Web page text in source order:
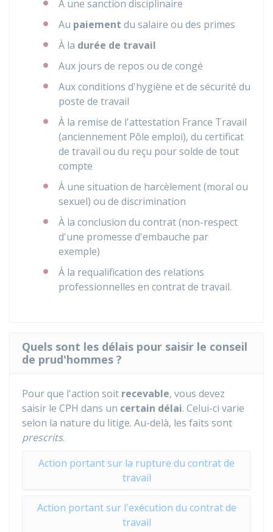
À une sanction disciplinaire
Au paiement du salaire ou des primes
À la durée de travail
Aux jours de repos ou de congé
Aux conditions d'hygiène et de sécurité du
poste de travail
À la remise de l'attestation France Travail
(anciennement Pôle emploi), du certificat
de travail ou du reçu pour solde de tout
compte
À une situation de harcèlement (moral ou
sexuel) ou de discrimination
À la conclusion du contrat (non-respect
d'une promesse d'embauche par
exemple)
À la requalification des relations
professionnelles en contrat de travail.
Quels sont les délais pour saisir le conseil
de prud'hommes ?
Pour que l'action soit recevable, vous devez
saisir le CPH dans un certain délai. Celui-ci varie
selon la nature du litige. Au-delà, les faits sont
prescrits.
Action portant sur la rupture du contrat de
travail
Action portant sur l'exécution du contrat de
travail